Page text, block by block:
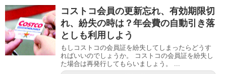
コストコ会員の更新忘れ、有効期限切
れ、紛失の時は？年会費の自動引き落
としも利用しよう
もしコストコの会員証を紛失してしまったらどうす
ればいいのでしょうか。 コストコの会員証を紛失し
た場合は再発行してもらいましょう。 ...